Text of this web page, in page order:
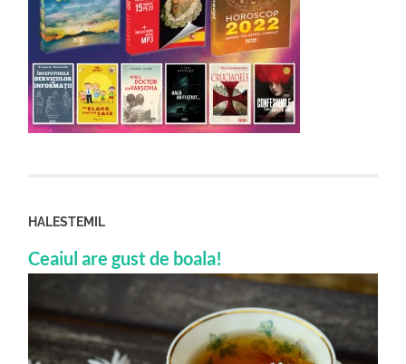
HALESTEMIL
Ceaiul are gust de boala!